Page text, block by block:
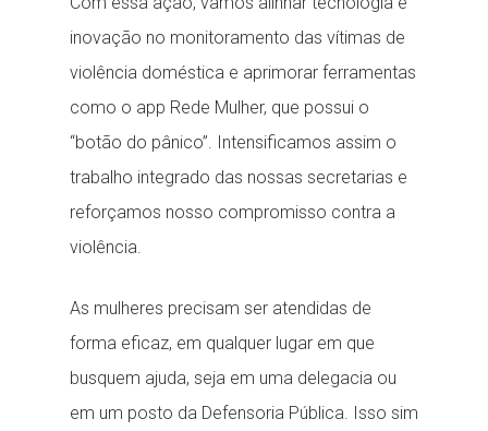
inovação no monitoramento das vítimas de
violência doméstica e aprimorar ferramentas
como o app Rede Mulher, que possui o
“botão do pânico”. Intensificamos assim o
trabalho integrado das nossas secretarias e
reforçamos nosso compromisso contra a
violência.
As mulheres precisam ser atendidas de
forma eficaz, em qualquer lugar em que
busquem ajuda, seja em uma delegacia ou
em um posto da Defensoria Pública. Isso sim